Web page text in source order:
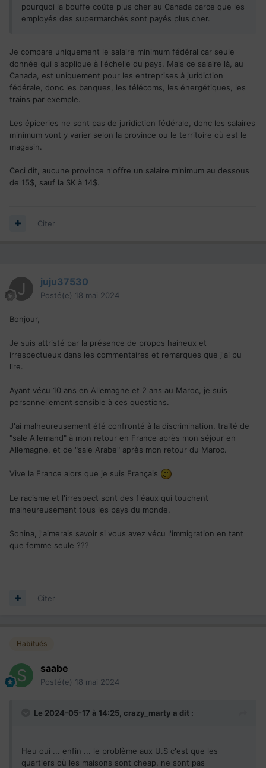
pourquoi la bouffe coûte plus cher au Canada parce que les
employés des supermarchés sont payés plus cher.
Je compare uniquement le salaire minimum fédéral car seule
donnée qui s'applique à l'échelle du pays. Mais ce salaire là, au
Canada, est uniquement pour les entreprises à juridiction
fédérale, donc les banques, les télécoms, les énergétiques, les
trains par exemple.
Les épiceries ne sont pas de juridiction fédérale, donc les salaires
minimum vont y varier selon la province ou le territoire où est le
magasin.
Ceci dit, aucune province n'offre un salaire minimum au dessous
de 15$, sauf la SK à 14$.
Citer
juju37530
Posté(e) 18 mai 2024
Bonjour,
Je suis attristé par la présence de propos haineux et
irrespectueux dans les commentaires et remarques que j'ai pu
lire.
Ayant vécu 10 ans en Allemagne et 2 ans au Maroc, je suis
personnellement sensible à ces questions.
J'ai malheureusement été confronté à la discrimination, traité de
"sale Allemand" à mon retour en France après mon séjour en
Allemagne,
et de "sale Arabe" après mon retour du Maroc.
Vive la France alors que je suis Français
Le racisme et l'irrespect sont des fléaux qui touchent
malheureusement tous les pays du monde.
Sonina, j'aimerais savoir si vous avez vécu l'immigration en tant
que femme seule ???
Citer
Habitués
saabe
Posté(e) 18 mai 2024
Le 2024-05-17 à 14:25, crazy_marty a dit :
Heu oui ... enfin ... le problème aux U.S c'est que les
quartiers où les maisons sont cheap, ne sont pas